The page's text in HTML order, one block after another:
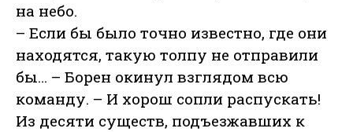
на небо.
– Если бы было точно известно, где они
находятся, такую толпу не отправили
бы… – Борен окинул взглядом всю
команду. – И хорош сопли распускать!
Из десяти существ, подъезжавших к